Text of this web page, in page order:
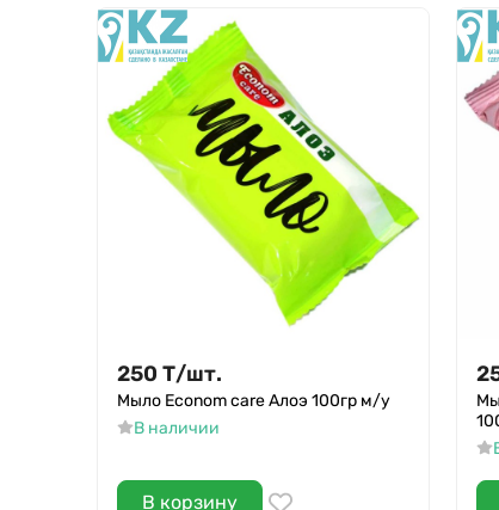
250 Т/шт.
Мыло Econom care Алоэ 100гр м/у
В наличии
В корзину